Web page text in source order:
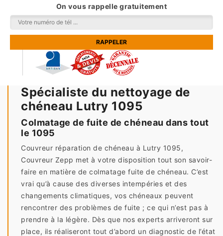
On vous rappelle gratuitement
Spécialiste du nettoyage de
chéneau Lutry 1095
Colmatage de fuite de chéneau dans tout
le 1095
Couvreur réparation de chéneau à Lutry 1095,
Couvreur Zepp met à votre disposition tout son savoir-
faire en matière de colmatage fuite de chéneau. C’est
vrai qu’à cause des diverses intempéries et des
changements climatiques, vos chéneaux peuvent
rencontrer des problèmes de fuite ; ce qui n’est pas à
prendre à la légère. Dès que nos experts arriveront sur
place, ils réaliseront tout d’abord un diagnostic de l’état